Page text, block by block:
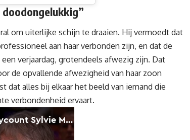
om uiterlijke schijn te draaien. Hij vermoedt dat
aan haar verbonden zijn, en dat de
verjaardag, grotendeels afwezig zijn. Dat
de opvallende afwezigheid van haar zoon
dat alles bij elkaar het beeld van iemand die
verbondenheid ervaart.